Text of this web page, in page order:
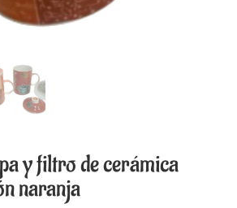
y filtro de cerámica
naranja